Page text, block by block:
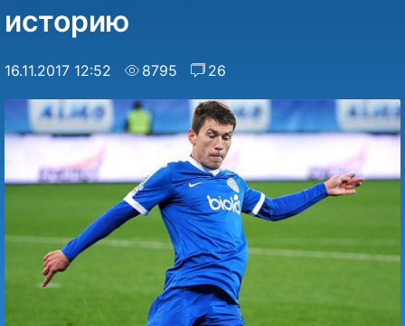
историю
16.11.2017 12:52 8795 26